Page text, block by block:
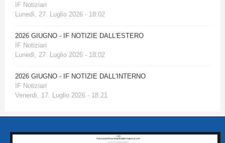
IF Notiziari
Lunedì, 27. Luglio 2026 - 18:02
2026 GIUGNO - IF NOTIZIE DALL'ESTERO
IF Notiziari
Lunedì, 27. Luglio 2026 - 18:02
2026 GIUGNO - IF NOTIZIE DALL'INTERNO
IF Notiziari
Venerdì, 17. Luglio 2026 - 18:21